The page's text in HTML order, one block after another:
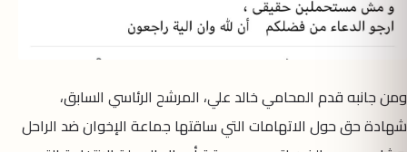
ومن جانبه قدم المحامي خالد علي، المرشح الرئاسي السابق،
شهادة حق حول الاتهامات التي ساقتها جماعة الإخوان ضد الراحل